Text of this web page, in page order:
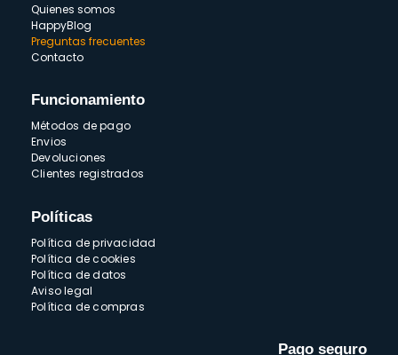
Quienes somos
HappyBlog
Preguntas frecuentes
Contacto
Funcionamiento
Métodos de pago
Envios
Devoluciones
Clientes registrados
Políticas
Política de privacidad
Política de cookies
Política de datos
Aviso legal
Política de compras
Pago seguro